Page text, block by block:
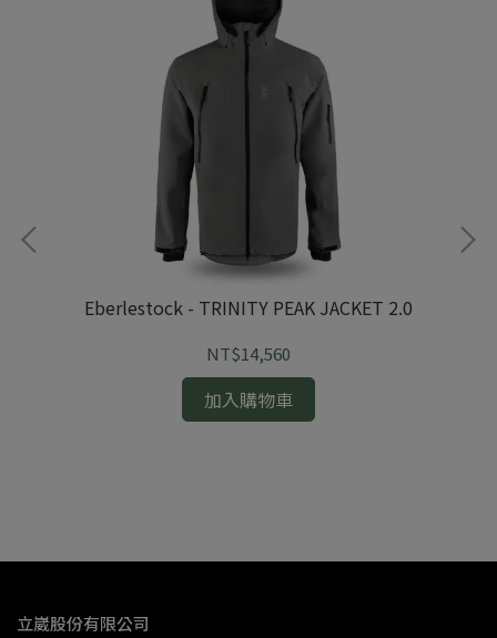
Eberlestock - TRINITY PEAK JACKET 2.0
NT$14,560
加入購物車
立崴股份有限公司